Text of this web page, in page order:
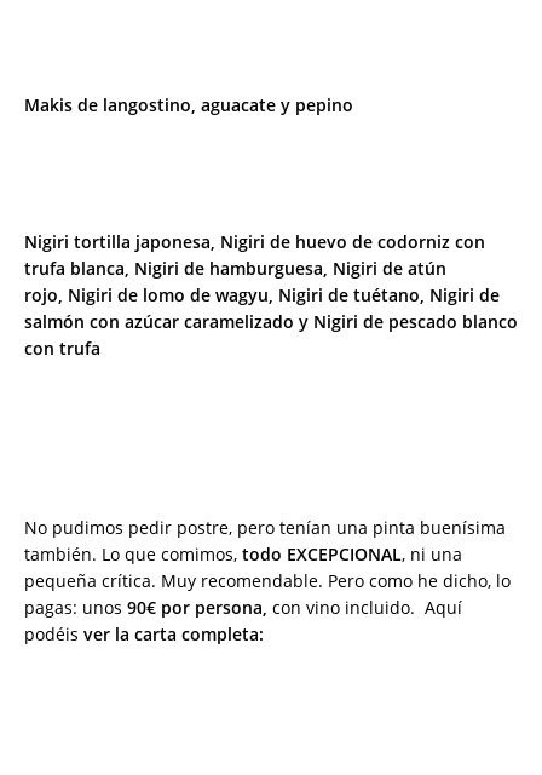
Makis de langostino, aguacate y pepino
Nigiri tortilla japonesa, Nigiri de huevo de codorniz con
trufa blanca, Nigiri de hamburguesa, Nigiri de atún
rojo, Nigiri de lomo de wagyu, Nigiri de tuétano, Nigiri de
salmón con azúcar caramelizado y Nigiri de pescado blanco
con trufa
No pudimos pedir postre, pero tenían una pinta buenísima
también. Lo que comimos, todo EXCEPCIONAL, ni una
pequeña crítica. Muy recomendable. Pero como he dicho, lo
pagas: unos 90€ por persona, con vino incluido. Aquí
podéis ver la carta completa: